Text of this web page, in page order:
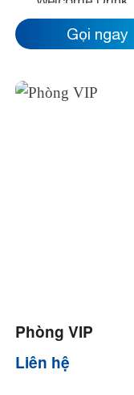
Mạng wifi tốc
Bàn trang điểm
Dép đi trong
Gọi ngay
Phòng VIP
Liên hệ